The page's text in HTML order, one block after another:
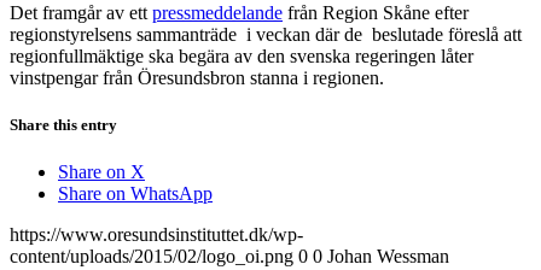
Det framgår av ett pressmeddelande från Region Skåne efter
regionstyrelsens sammanträde i veckan där de beslutade föreslå att
regionfullmäktige ska begära av den svenska regeringen låter
vinstpengar från Öresundsbron stanna i regionen.
Share this entry
Share on X
Share on WhatsApp
https://www.oresundsinstituttet.dk/wp-
content/uploads/2015/02/logo_oi.png 0 0 Johan Wessman